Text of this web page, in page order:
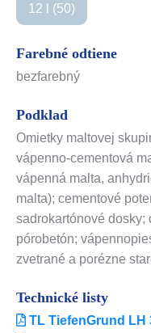
12 l (50)
Farebné odtiene
bezfarebný
Podklad
Omietky maltovej
vápenno-cementová
vápenná malta,
malta); cementové
sadrokartónové dosky;
pórobetón;
zvetrané a porézne
Technické listy
TL TiefenGrund LH